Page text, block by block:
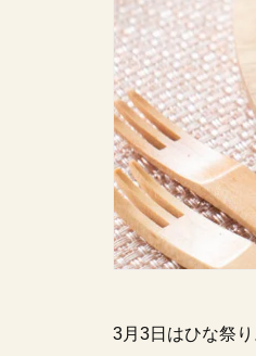
3月3日はひな祭